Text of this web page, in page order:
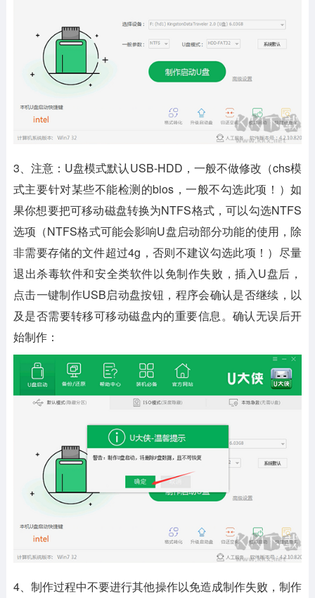
3、注意：U盘模式默认USB-HDD，一般不做修改（chs模
式主要针对某些不能检测的bios，一般不勾选此项！）如
果你想要把可移动磁盘转换为NTFS格式，可以勾选NTFS
选项（NTFS格式可能会影响U盘启动部分功能的使用，除
非需要存储的文件超过4g，否则不建议勾选此项！）尽量
退出杀毒软件和安全类软件以免制作失败，插入U盘后，
点击一键制作USB启动盘按钮，程序会确认是否继续，以
及是否需要转移可移动磁盘内的重要信息。确认无误后开
始制作：
4、制作过程中不要进行其他操作以免造成制作失败，制作